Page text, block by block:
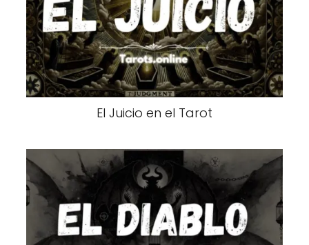
El Juicio en el Tarot